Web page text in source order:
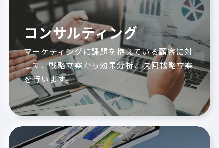
コンサルティング
マーケティングに課題を抱えている顧客に対
して、戦略立案から効果分析、次回戦略立案
を行います。